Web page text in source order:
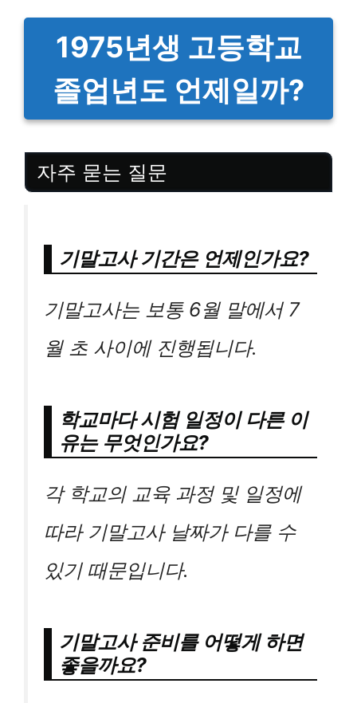
1975년생 고등학교
졸업년도 언제일까?
자주 묻는 질문
기말고사 기간은 언제인가요?
기말고사는 보통 6월 말에서 7
월 초 사이에 진행됩니다.
학교마다 시험 일정이 다른 이
유는 무엇인가요?
각 학교의 교육 과정 및 일정에
따라 기말고사 날짜가 다를 수
있기 때문입니다.
기말고사 준비를 어떻게 하면
좋을까요?